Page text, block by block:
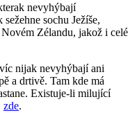
nevyhýbají
sochu Ježíše,
Zélandu, jakož i celé
nijak nevyhýbají ani
a drtivě. Tam kde má
Existuje-li milující
zde.